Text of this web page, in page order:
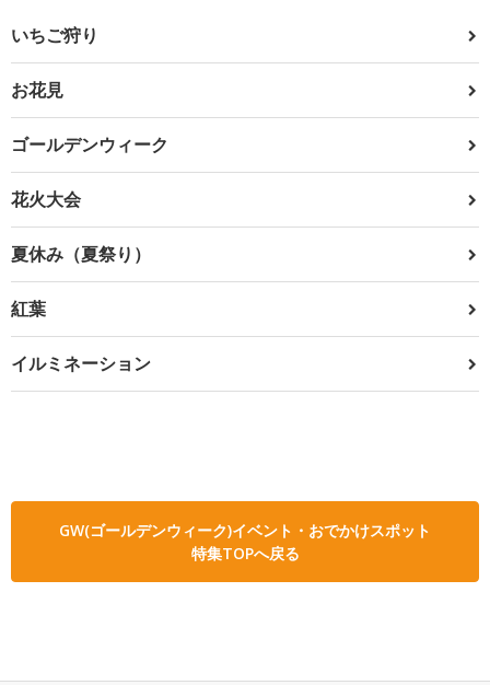
いちご狩り
お花見
ゴールデンウィーク
花火大会
夏休み（夏祭り）
紅葉
イルミネーション
GW(ゴールデンウィーク)イベント・おでかけスポット
特集TOPへ戻る